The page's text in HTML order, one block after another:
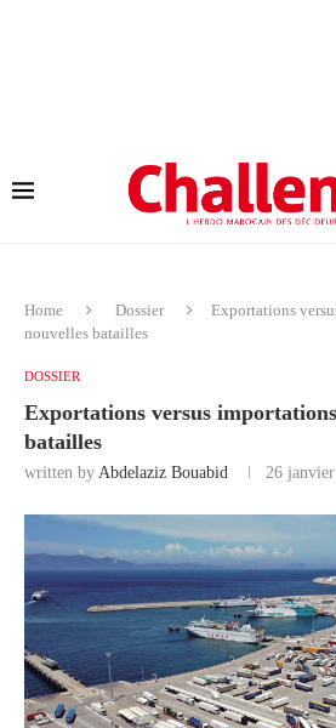
Home Dossier
Exportations
nouvelles batailles
DOSSIER
Exportations versus
batailles
written by Abdelaziz Bouabid 26